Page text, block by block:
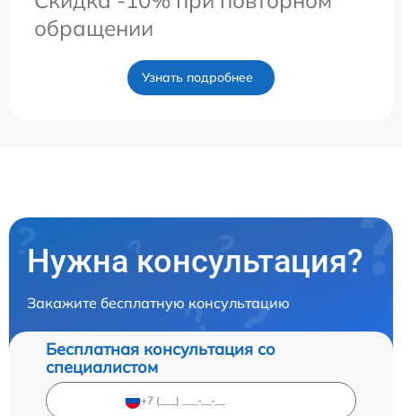
обращении
Узнать подробнее
Нужна консультация?
Закажите бесплатную консультацию
Бесплатная консультация со
специалистом